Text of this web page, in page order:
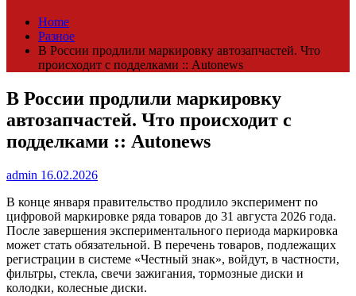
Home
Разное
В России продлили маркировку автозапчастей. Что
происходит с подделками :: Autonews
В России продлили маркировку
автозапчастей. Что происходит с
подделками :: Autonews
admin 16.02.2026
В конце января правительство продлило эксперимент по
цифровой маркировке ряда товаров до 31 августа 2026 года.
После завершения экспериментального периода маркировка
может стать обязательной. В перечень товаров, подлежащих
регистрации в системе «Честный знак», войдут, в частности,
фильтры, стекла, свечи зажигания, тормозные диски и
колодки, колесные диски.